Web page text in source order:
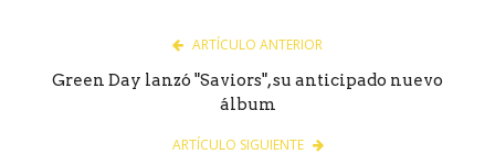
ARTÍCULO ANTERIOR
Green Day lanzó "Saviors", su anticipado nuevo
álbum
ARTÍCULO SIGUIENTE